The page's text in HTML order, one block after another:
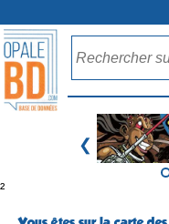
❮
²